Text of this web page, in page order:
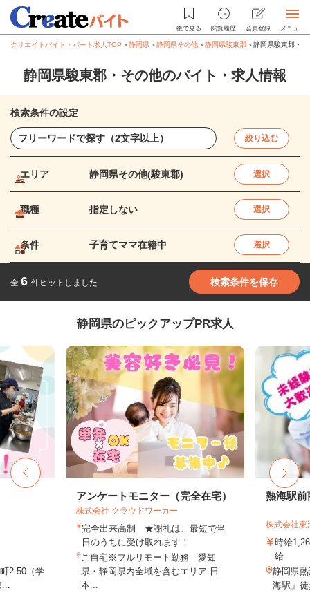
後で見る 閲覧履歴 会員登録 メニュー
クリエイトバイト・パート求人TOP ＞静岡県＞静岡県その他＞静岡県駿東郡＞静岡県駿東郡・
静岡県駿東郡・その他のバイト・求人情報
検索条件の設定
絞り込む
エリア 静岡県その他(駿東郡) 選択
職種 指定しない 選択
条件 子育てママ在籍中 選択
全 6 件ヒットしました 検索条件を保存
静岡県のピックアップPR求人
2-50（学
アンケートモニター（完全在宅）
株式会社 クラウドワーカー
完全出来高制 ★謝礼は、最短で当
日のうちに受け取れます！
ご自宅※フルリモート勤務 愛知
県・静岡県内全域を含むエリア 日
本...
熱海駅前
株式会社
時給
給
静岡県
海駅」